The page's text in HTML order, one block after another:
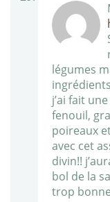
légumes
j’ai fait
fenouil,
poireaux
avec cet
divin!!
bol de la
trop